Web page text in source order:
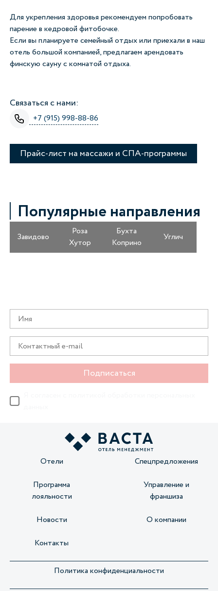
Для укрепления здоровья рекомендуем попробовать
парение в кедровой фитобочке.
Если вы планируете семейный отдых или приехали в наш
отель большой компанией, предлагаем арендовать
финскую сауну с комнатой отдыха.
Связаться с нами:
+7 (915) 998-88-86
Прайс-лист на массажи и СПА-программы
Популярные направления
Завидово
Роза
Хутор
Бухта
Коприно
Углич
Подписаться
Отели Спецпредложения
Программа
лояльности
Управление и
франшиза
Новости О компании
Контакты
Политика конфиденциальности